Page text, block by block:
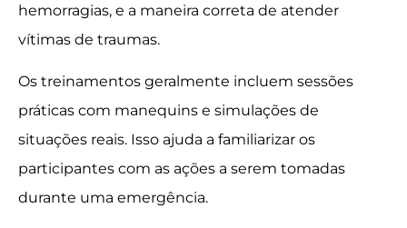
hemorragias, e a maneira correta de atender
vítimas de traumas.
Os treinamentos geralmente incluem sessões
práticas com manequins e simulações de
situações reais. Isso ajuda a familiarizar os
participantes com as ações a serem tomadas
durante uma emergência.